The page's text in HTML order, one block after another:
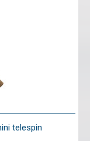
telespin